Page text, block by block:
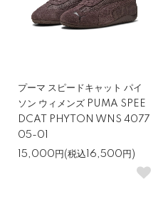
プーマ スピードキャット パイ
ソン ウィメンズ PUMA SPEE
DCAT PHYTON WNS 4077
05-01
15,000円(税込16,500円)